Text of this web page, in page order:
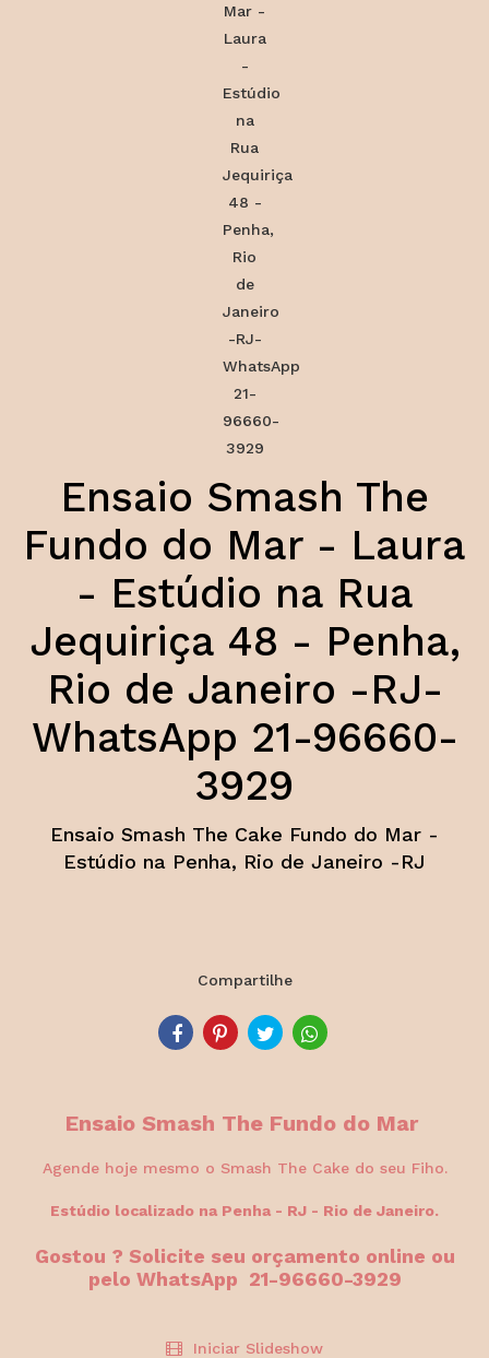
Ensaio Smash The
Fundo do Mar - Laura
- Estúdio na Rua
Jequiriça 48 - Penha,
Rio de Janeiro -RJ-
WhatsApp 21-96660-
3929
Ensaio Smash The Cake Fundo do Mar -
Estúdio na Penha, Rio de Janeiro -RJ
Compartilhe
Ensaio Smash The Fundo do Mar
Agende hoje mesmo o Smash The Cake do seu Fiho.
Estúdio localizado na Penha - RJ - Rio de Janeiro.
Gostou ? Solicite seu orçamento online ou
pelo WhatsApp 21-96660-3929
Iniciar Slideshow